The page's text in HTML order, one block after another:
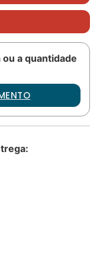
a quantidade